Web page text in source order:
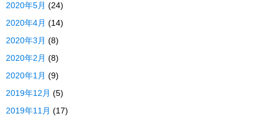
2020年5月 (24)
2020年4月 (14)
2020年3月 (8)
2020年2月 (8)
2020年1月 (9)
2019年12月 (5)
2019年11月 (17)